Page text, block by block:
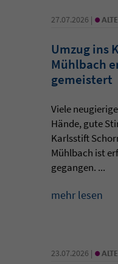
27.07.2026 | •
Umzug ins
Mühlbach
gemeistert
Viele
Hände, gute
Karlsstift
Mühlbach ist
gegangen. ...
mehr lesen
23.07.2026 | •